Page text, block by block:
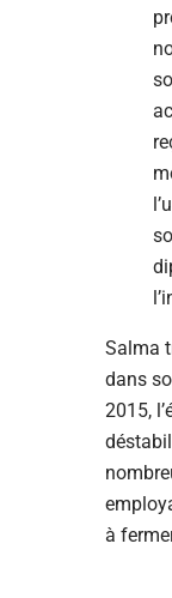
Salma
dans
2015,
à